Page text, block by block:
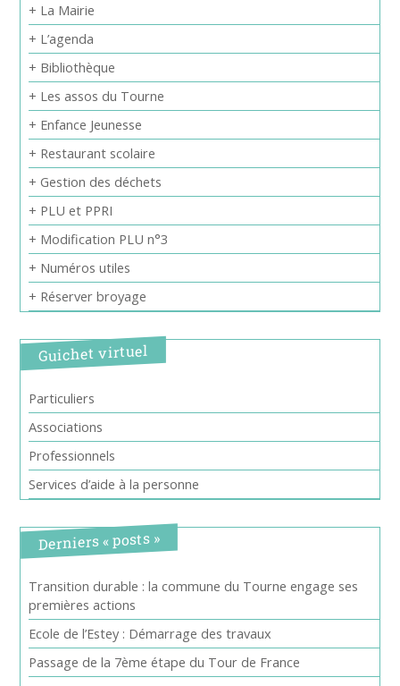
+ La Mairie
+ L’agenda
+ Bibliothèque
+ Les assos du Tourne
+ Enfance Jeunesse
+ Restaurant scolaire
+ Gestion des déchets
+ PLU et PPRI
+ Modification PLU n°3
+ Numéros utiles
+ Réserver broyage
Guichet virtuel
Particuliers
Associations
Professionnels
Services d’aide à la personne
Derniers « posts »
Transition durable : la commune du Tourne engage ses
premières actions
Ecole de l’Estey : Démarrage des travaux
Passage de la 7ème étape du Tour de France